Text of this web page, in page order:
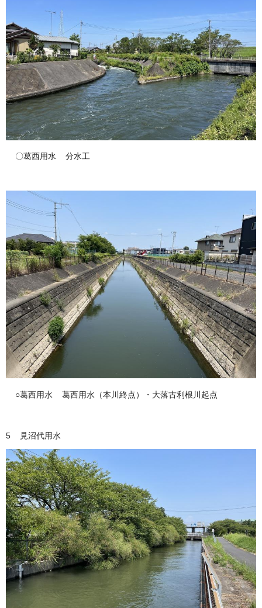
〇葛西用水 分水工
○葛西用水 葛西用水（本川終点）・大落古利根川起点
5 見沼代用水